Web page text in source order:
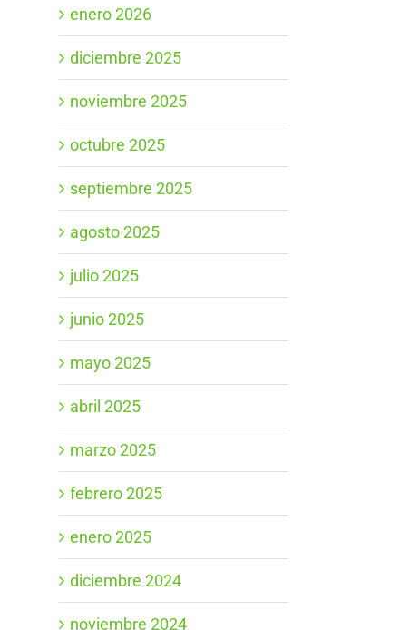
enero 2026
diciembre 2025
noviembre 2025
octubre 2025
septiembre 2025
agosto 2025
julio 2025
junio 2025
mayo 2025
abril 2025
marzo 2025
febrero 2025
enero 2025
diciembre 2024
noviembre 2024